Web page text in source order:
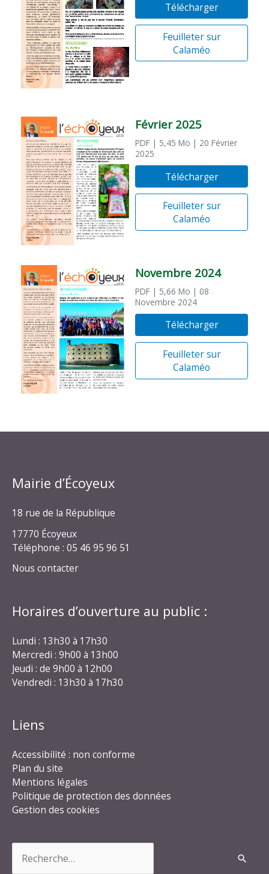
Télécharger
Feuilleter sur
Calaméo
Février 2025
PDF | 5,45 Mo | 20 Février
2025
Télécharger
Feuilleter sur
Calaméo
Novembre 2024
PDF | 5,66 Mo | 08
Novembre 2024
Télécharger
Feuilleter sur
Calaméo
Mairie d’Écoyeux
18 rue de la République
17770 Écoyeux
Téléphone : 05 46 95 96 51
Nous contacter
Horaires d’ouverture au public :
Lundi : 13h30 à 17h30
Mercredi : 9h00 à 13h00
Jeudi : de 9h00 à 12h00
Vendredi : 13h30 à 17h30
Liens
Accessibilité : non conforme
Plan du site
Mentions légales
Politique de protection des données
Gestion des cookies